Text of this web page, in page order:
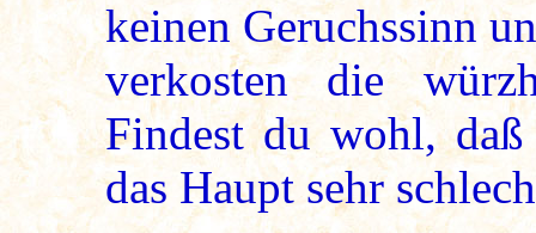
keinen Geruchssinn
verkosten die
Findest du wohl,
das Haupt sehr